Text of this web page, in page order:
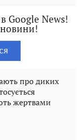
Google News!
новини!
про диких
жертвами